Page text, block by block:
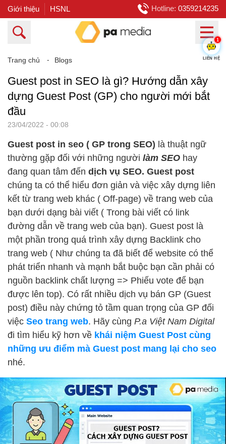
Giới thiệu HSNL Hotline: 0359214235
Trang chủ ⁃ Blogs
Guest post in SEO là gì? Hướng dẫn xây
dựng Guest Post (GP) cho người mới bắt
đầu
23/04/2022 - 00:08
Guest post in seo ( GP trong SEO) là thuật ngữ
thường gặp đối với những người làm SEO hay
đang quan tâm đến dịch vụ SEO. Guest post
chúng ta có thể hiểu đơn giản và việc xây dựng liên
kết từ trang web khác ( Off-page) về trang web của
bạn dưới dạng bài viết ( Trong bài viết có link
đường dẫn về trang web của bạn). Guest post là
một phần trong quá trình xây dựng Backlink cho
trang web ( Như chúng ta đã biết để website có thể
phát triển nhanh và mạnh bắt buộc bạn cần phải có
nguồn backlink chất lượng => Phiếu vote để bạn
được lên top). Có rất nhiều dịch vụ bán GP (Guest
post) điều này chứng tỏ tầm quan trọng của GP đối
việc Seo trang web. Hãy cùng P.a Việt Nam Digital
đi tìm hiểu kỹ hơn về khái niệm Guest Post cùng
những ưu điểm mà Guest post mang lại cho seo
nhé.
1
LIÊN HỆ